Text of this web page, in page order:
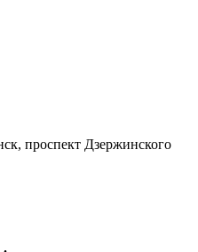
проспект Дзержинского